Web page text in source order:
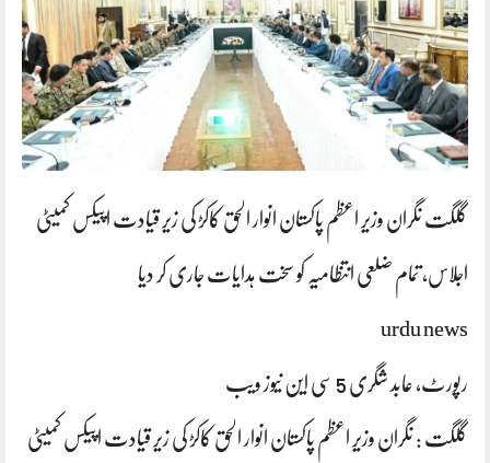
گلگت نگران وزیر اعظم پاکستان انوار الحق کاکڑ کی زیر قیادت اپیکس کمیٹی
اجلاس، تمام ضلعی انتظامیہ کو سخت ہدایات جاری کر دیا
urdu news
رپورٹ، عابد شگری 5 سی این نیوز ویب
گلگت : نگران وزیر اعظم پاکستان انوار الحق کاکڑ کی زیر قیادت اپیکس کمیٹی